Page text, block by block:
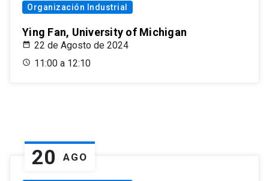
Organización Industrial
Ying Fan, University of Michigan
22 de Agosto de 2024
11:00 a 12:10
20 AGO